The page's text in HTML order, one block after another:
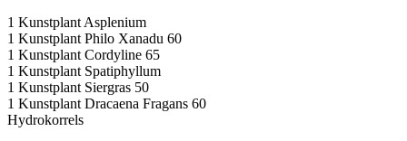
1 Kunstplant Asplenium
1 Kunstplant Philo Xanadu 60
1 Kunstplant Cordyline 65
1 Kunstplant Spatiphyllum
1 Kunstplant Siergras 50
1 Kunstplant Dracaena Fragans 60
Hydrokorrels